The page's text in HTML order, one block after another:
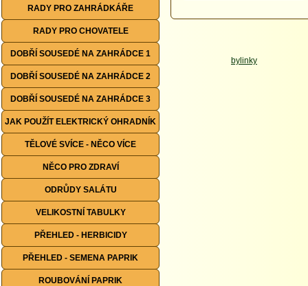
RADY PRO ZAHRÁDKÁŘE
RADY PRO CHOVATELE
DOBŘÍ SOUSEDÉ NA ZAHRÁDCE 1
DOBŘÍ SOUSEDÉ NA ZAHRÁDCE 2
DOBŘÍ SOUSEDÉ NA ZAHRÁDCE 3
JAK POUŽÍT ELEKTRICKÝ OHRADNÍK
TĚLOVÉ SVÍCE - NĚCO VÍCE
NĚCO PRO ZDRAVÍ
ODRŮDY SALÁTU
VELIKOSTNÍ TABULKY
PŘEHLED - HERBICIDY
PŘEHLED - SEMENA PAPRIK
ROUBOVÁNÍ PAPRIK